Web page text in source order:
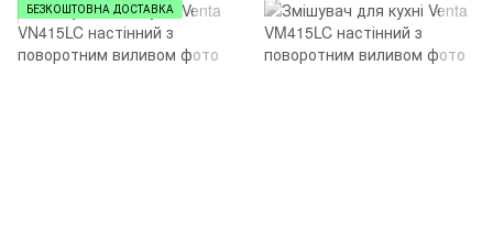
БЕЗКОШТОВНА ДОСТАВКА